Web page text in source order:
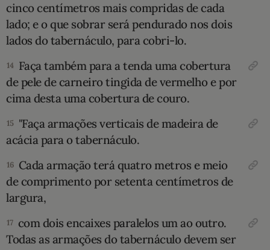
cinco centímetros mais compridas de cada
lado; e o que sobrar será pendurado nos dois
lados do tabernáculo, para cobri-lo.
14 Faça também para a tenda uma cobertura
de pele de carneiro tingida de verme­lho e por
cima desta uma cobertura de couro.
15 "Faça armações verticais de madeira de
acácia para o tabernáculo.
16 Cada armação terá quatro metros e meio
de comprimento por setenta centímetros de
largura,
17 com dois encaixes paralelos um ao outro.
Todas as arma­ções do tabernáculo devem ser